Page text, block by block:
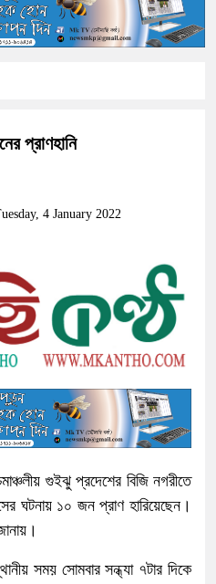
প্রাণহানি
4 January 2022
গুইঝু প্রদেশের বিজি নগরীতে
ঘটনায় ১০ জন প্রাণ হারিয়েছেন।
সময় সোমবার সন্ধ্যা ৭টার দিকে